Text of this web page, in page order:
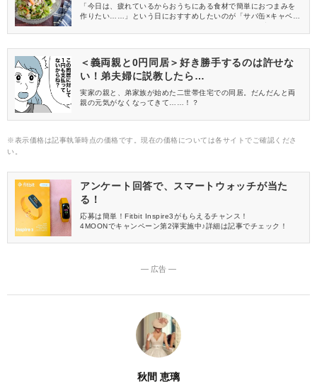
「今日は、疲れているからおうちにある食材で簡単におつまみを
作りたい……」という日におすすめしたいのが「サバ缶×キャベ
る可能性が高い食材なので、買い出しにでかけるのが面倒に感じ
みレシピをご紹介します。
＜義両親と0円同居＞好き勝手するのは許せな
い！弟夫婦に説教したら…
実家の親と、弟家族が始めた二世帯住宅での同居。だんだんと両
親の元気がなくなってきて……！？
※表示価格は記事執筆時点の価格です。現在の価格については各サイトでご確認くださ
い。
アンケート回答で、スマートウォッチが当た
る！
応募は簡単！Fitbit Inspire3がもらえるチャンス！
4MOONでキャンペーン第2弾実施中♪詳細は記事でチェック！
― 広告 ―
秋間 恵璃